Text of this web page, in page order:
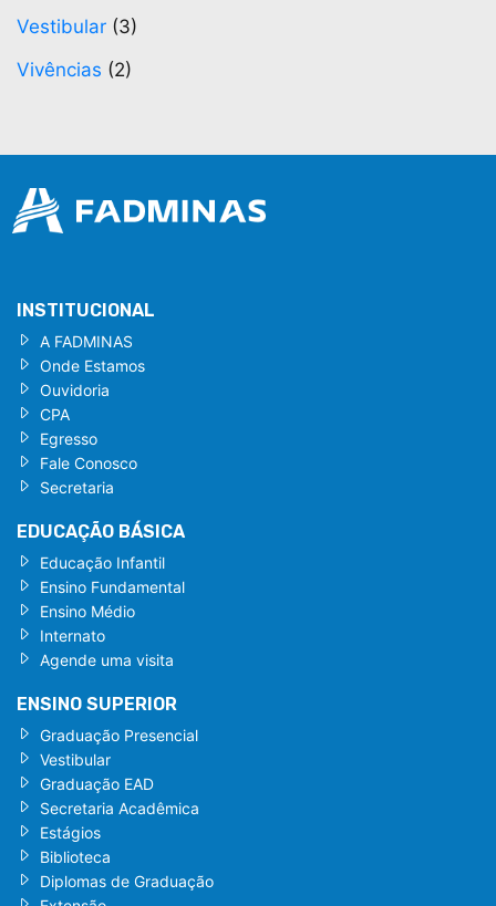
Vestibular (3)
Vivências (2)
INSTITUCIONAL
A FADMINAS
Onde Estamos
Ouvidoria
CPA
Egresso
Fale Conosco
Secretaria
EDUCAÇÃO BÁSICA
Educação Infantil
Ensino Fundamental
Ensino Médio
Internato
Agende uma visita
ENSINO SUPERIOR
Graduação Presencial
Vestibular
Graduação EAD
Secretaria Acadêmica
Estágios
Biblioteca
Diplomas de Graduação